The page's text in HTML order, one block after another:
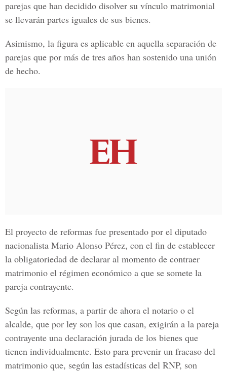
parejas que han decidido disolver su vínculo matrimonial
se llevarán partes iguales de sus bienes.
Asimismo, la figura es aplicable en aquella separación de
parejas que por más de tres años han sostenido una unión
de hecho.
El proyecto de reformas fue presentado por el diputado
nacionalista Mario Alonso Pérez, con el fin de establecer
la obligatoriedad de declarar al momento de contraer
matrimonio el régimen económico a que se somete la
pareja contrayente.
Según las reformas, a partir de ahora el notario o el
alcalde, que por ley son los que casan, exigirán a la pareja
contrayente una declaración jurada de los bienes que
tienen individualmente. Esto para prevenir un fracaso del
matrimonio que, según las estadísticas del RNP, son